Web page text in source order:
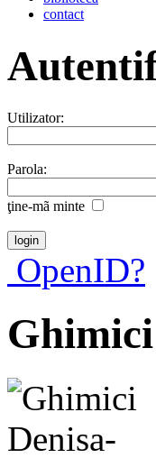
contact
Utilizator:
Parola:
ţine-mã minte
OpenID?